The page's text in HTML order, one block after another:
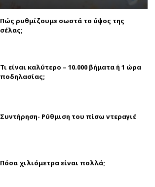
Πώς ρυθμίζουμε σωστά το ύψος της
σέλας;
Τι είναι καλύτερο – 10.000 βήματα ή 1 ώρα
ποδηλασίας;
Συντήρηση- Ρύθμιση του πίσω ντεραγιέ
Πόσα χιλιόμετρα είναι πολλά;